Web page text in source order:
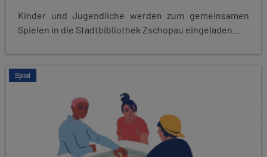
Kinder und Jugendliche werden zum gemeinsamen
Spielen in die Stadtbibliothek Zschopau eingeladen...
Spiel